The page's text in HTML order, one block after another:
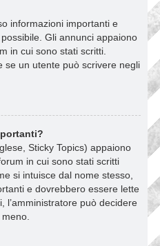
informazioni importanti e
Gli annunci appaiono
in cui sono stati scritti.
se un utente può scrivere negli
Sticky Topics) appaiono
in cui sono stati scritti
si intuisce dal nome stesso,
e dovrebbero essere lette
l’amministratore può decidere